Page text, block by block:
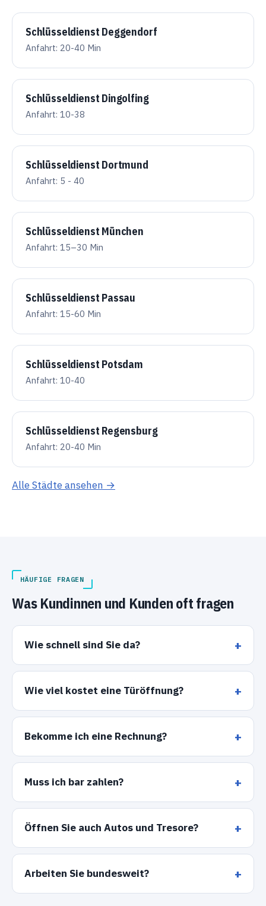
Schlüsseldienst Deggendorf
Anfahrt: 20-40 Min
Schlüsseldienst Dingolfing
Anfahrt: 10-38
Schlüsseldienst Dortmund
Anfahrt: 5 - 40
Schlüsseldienst München
Anfahrt: 15–30 Min
Schlüsseldienst Passau
Anfahrt: 15-60 Min
Schlüsseldienst Potsdam
Anfahrt: 10-40
Schlüsseldienst Regensburg
Anfahrt: 20-40 Min
Alle Städte ansehen →
HÄUFIGE FRAGEN
Was Kundinnen und Kunden oft fragen
Wie schnell sind Sie da?
Wie viel kostet eine Türöffnung?
Bekomme ich eine Rechnung?
Muss ich bar zahlen?
Öffnen Sie auch Autos und Tresore?
Arbeiten Sie bundesweit?